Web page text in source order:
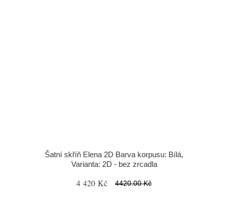
Šatní skříň Elena 2D Barva korpusu: Bílá,
Varianta: 2D - bez zrcadla
4 420 Kč 4420.00 Kč